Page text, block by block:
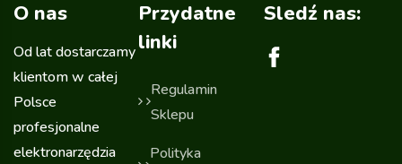
O nas
Od lat dostarczamy
klientom w całej
Polsce
profesjonalne
elektronarzędzia
Przydatne
linki
Regulamin
Sklepu
Polityka
Sledź nas: